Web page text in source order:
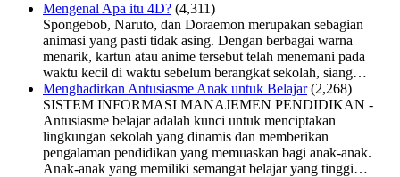
Mengenal Apa itu 4D? (4,311)
Spongebob, Naruto, dan Doraemon merupakan sebagian
animasi yang pasti tidak asing. Dengan berbagai warna
menarik, kartun atau anime tersebut telah menemani pada
waktu kecil di waktu sebelum berangkat sekolah, siang…
Menghadirkan Antusiasme Anak untuk Belajar (2,268)
SISTEM INFORMASI MANAJEMEN PENDIDIKAN -
Antusiasme belajar adalah kunci untuk menciptakan
lingkungan sekolah yang dinamis dan memberikan
pengalaman pendidikan yang memuaskan bagi anak-anak.
Anak-anak yang memiliki semangat belajar yang tinggi…